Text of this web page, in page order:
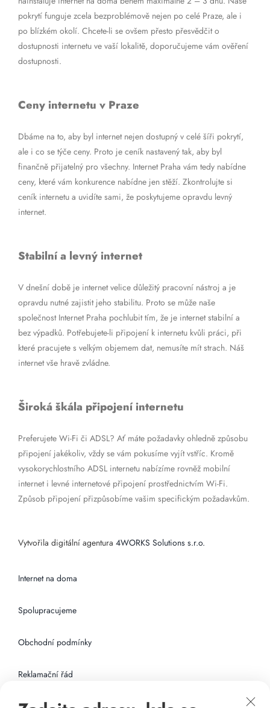
pokrytí funguje zcela bezproblémově nejen po celé Praze, ale i
po blízkém okolí. Chcete-li se ovšem přesto přesvědčit o
dostupnosti internetu ve vaší lokalitě, doporučujeme vám ověření
dostupnosti.
Ceny internetu v Praze
Dbáme na to, aby byl internet nejen dostupný v celé šíři pokrytí,
ale i co se týče ceny. Proto je ceník nastavený tak, aby byl
finančně přijatelný pro všechny. Internet Praha vám tedy nabídne
ceny, které vám konkurence nabídne jen stěží. Zkontrolujte si
ceník internetu a uvidíte sami, že poskytujeme opravdu levný
internet.
Stabilní a levný internet
V dnešní době je internet velice důležitý pracovní nástroj a je
opravdu nutné zajistit jeho stabilitu. Proto se může naše
společnost Internet Praha pochlubit tím, že je internet stabilní a
bez výpadků. Potřebujete-li připojení k internetu kvůli práci, při
které pracujete s velkým objemem dat, nemusíte mít strach. Náš
internet vše hravě zvládne.
Široká škála připojení internetu
Preferujete Wi-Fi či ADSL? Ať máte požadavky ohledně způsobu
připojení jakékoliv, vždy se vám pokusíme vyjít vstříc. Kromě
vysokorychlostního ADSL internetu nabízíme rovněž mobilní
internet i levné internetové připojení prostřednictvím Wi-Fi.
Způsob připojení přizpůsobíme vašim specifickým požadavkům.
Vytvořila digitální agentura 4WORKS Solutions s.r.o.
Internet na doma
Spolupracujeme
Obchodní podmínky
Reklamační řád